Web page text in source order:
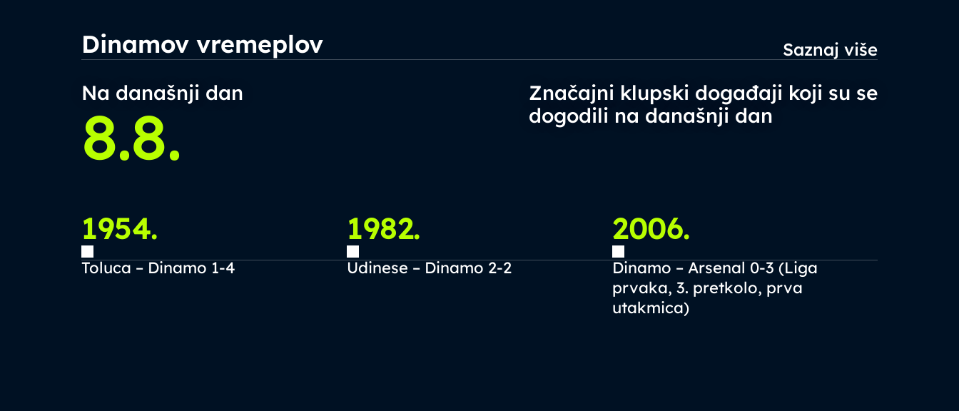
Dinamov vremeplov Saznaj više
Na današnji dan
8.8.
Značajni klupski događaji koji su se
dogodili na današnji dan
1954.
Toluca – Dinamo 1-4
1982.
Udinese – Dinamo 2-2
2006.
Dinamo – Arsenal 0-3 (Liga
prvaka, 3. pretkolo, prva
utakmica)